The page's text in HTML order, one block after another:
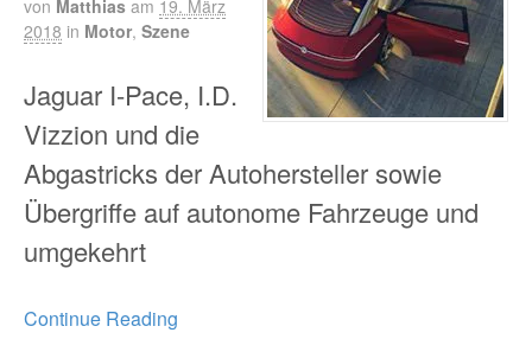
von Matthias am 19. März
2018 in Motor, Szene
Jaguar I-Pace, I.D.
Vizzion und die
Abgastricks der Autohersteller sowie
Übergriffe auf autonome Fahrzeuge und
umgekehrt
Continue Reading